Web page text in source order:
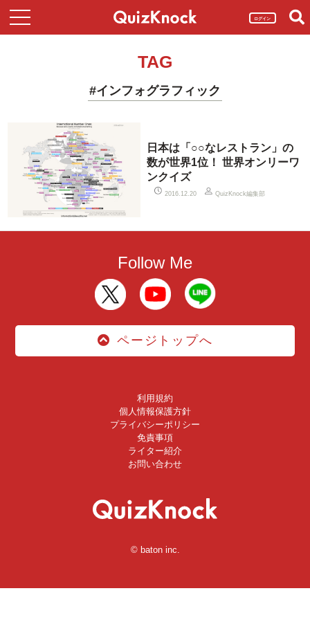
ログイン
TAG
#インフォグラフィック
日本は「○○なレストラン」の
数が世界1位！ 世界オンリーワ
ンクイズ
2016.12.20 QuizKnock編集部
Follow Me
ページトップへ
利用規約
個人情報保護方針
プライバシーポリシー
免責事項
ライター紹介
お問い合わせ
© baton inc.